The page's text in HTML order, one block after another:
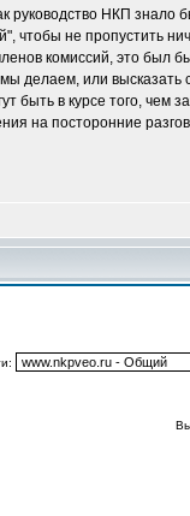
руководство НКП знало
не пропустить
комиссий, это был
делаем, или высказать
быть в курсе того, чем
на посторонние